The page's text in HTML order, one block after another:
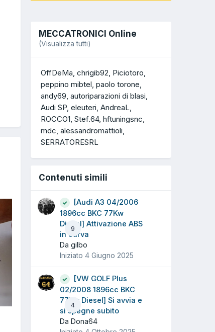
MECCATRONICI Online
(Visualizza tutti)
OffDeMa chrigib92 Piciotoro
peppino mibtel paolo torone
andy69 autoriparazioni di blasi
Audi SP eleuteri AndreaL
ROCCO1 Stef.64 hftuningsnc
mdc alessandromattioli
SERRATORESRL
Contenuti simili
9
[Audi A3 04/2006
1896cc BKC 77Kw
Diesel] Attivazione ABS
in curva
Da gilbo
Iniziato 4 Giugno 2025
4
[VW GOLF Plus
02/2008 1896cc BKC
77Kw Diesel] Si avvia e
si spegne subito
Da Dona64